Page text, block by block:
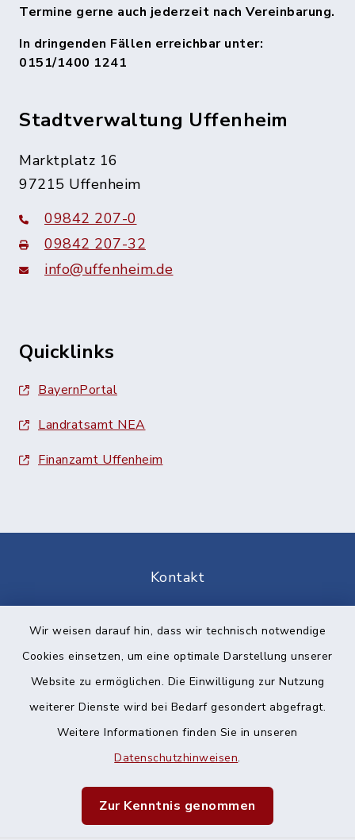
Wir weisen darauf hin, dass wir technisch notwendige
Cookies einsetzen, um eine optimale Darstellung unserer
Website zu ermöglichen. Die Einwilligung zur Nutzung
weiterer Dienste wird bei Bedarf gesondert abgefragt.
Weitere Informationen finden Sie in unseren
Datenschutzhinweisen.
Zur Kenntnis genommen
Termine gerne auch jederzeit nach Vereinbarung.
In dringenden Fällen erreichbar unter:
0151/1400 1241
Stadtverwaltung Uffenheim
Marktplatz 16
97215 Uffenheim
09842 207-0
09842 207-32
info@uffenheim.de
Quicklinks
BayernPortal
Landratsamt NEA
Finanzamt Uffenheim
Kontakt
Datenschutz
Impressum
Sitemap
Cookie-Einstellungen